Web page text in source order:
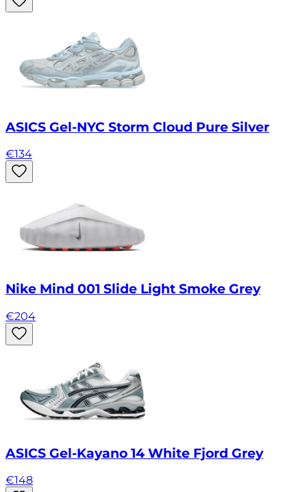
ASICS Gel-NYC Storm Cloud Pure Silver
€134
Nike Mind 001 Slide Light Smoke Grey
€204
ASICS Gel-Kayano 14 White Fjord Grey
€148